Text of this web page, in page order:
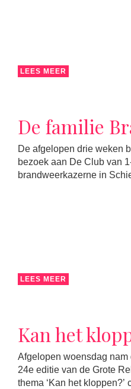
LEES MEER
De familie
De afgelopen drie weken
bezoek aan De Club van
brandweerkazerne in
LEES MEER
Kan het
Afgelopen woensdag
24e editie van de Grote
thema ‘Kan het kloppen?’